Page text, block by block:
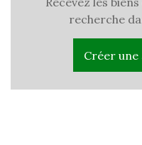
recherche
Créer